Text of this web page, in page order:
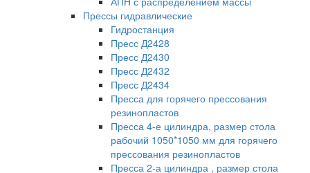
Прессы гидравлические
Гидростанция
Пресс Д2428
Пресс Д2430
Пресс Д2432
Пресс Д2434
Пресса для горячего прессования
резинопластов
Пресса 4-е цилиндра, размер стола
рабочий 1050*1050 мм для горячего
прессования резинопластов
Пресса 2-а цилиндра , размер стола